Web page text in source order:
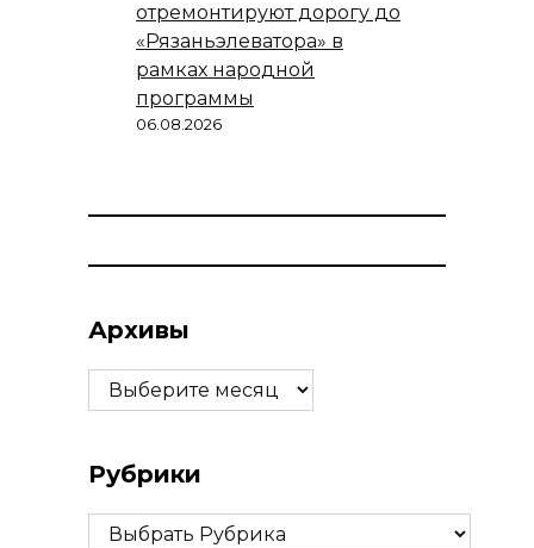
отремонтируют дорогу до
«Рязаньэлеватора» в
рамках народной
программы
06.08.2026
Архивы
Архивы
Рубрики
Рубрики